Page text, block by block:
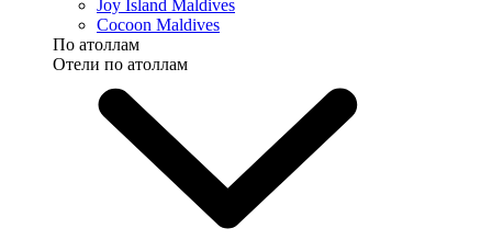
Joy Island Maldives
Cocoon Maldives
По атоллам
Отели по атоллам